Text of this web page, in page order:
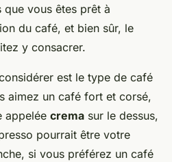
vous êtes prêt à
du café, et bien sûr, le
y consacrer.
est le type de café
aimez un café fort et corsé,
appelée crema sur le dessus,
pourrait être votre
si vous préférez un café